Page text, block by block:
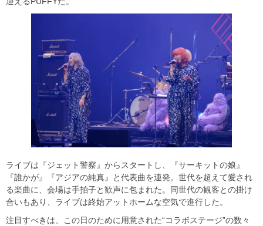
ライブは『ジェット警察』からスタートし、『サーキットの娘』
『誰かが』『アジアの純真』と代表曲を連発。世代を超えて愛され
る楽曲に、会場は手拍子と歓声に包まれた。同世代の観客との掛け
合いもあり、ライブは終始アットホームな空気で進行した。
注目すべきは、この日のために用意された“コラボステージ”の数々